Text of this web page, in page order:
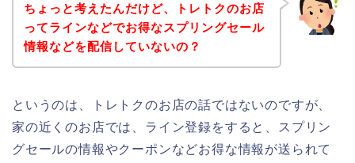
ちょっと考えたんだけど、トレトクのお店
ってラインなどでお得なスプリングセール
情報などを配信していないの？
というのは、トレトクのお店の話ではないのですが、
家の近くのお店では、ライン登録をすると、スプリン
グセールの情報やクーポンなどお得な情報が送られて